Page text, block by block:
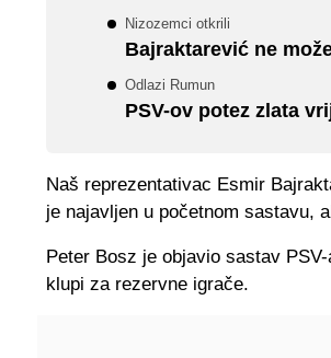
Nizozemci otkrili
Bajraktarević ne
Odlazi Rumun
PSV-ov potez zlata
Naš reprezentativac Esmir
je najavljen u početnom sastavu,
Peter Bosz je objavio sastav
klupi za rezervne igrače.